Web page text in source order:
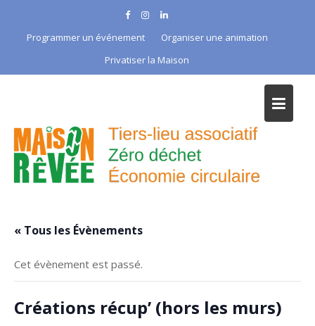
contentProgrammer un événement
Organiser une animation
Privatiser la Maison
« Tous les Évènements
Cet évènement est passé.
Créations récup’ (hors les murs)